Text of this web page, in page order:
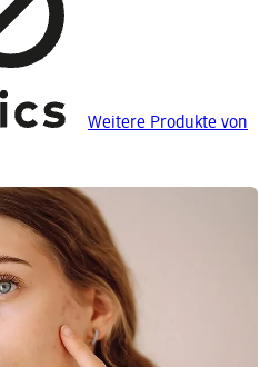
Weitere Produkte von